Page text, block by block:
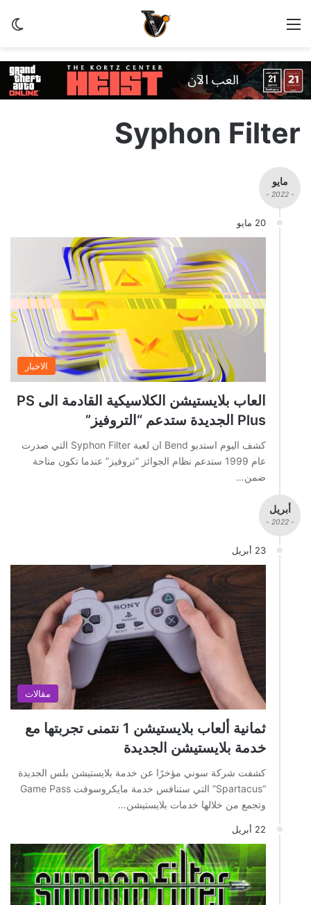
القائمة
Syphon Filter
مايو
- 2022 -
20 مايو
الاخبار
العاب بلايستيشن الكلاسيكية القادمة الى PS
Plus الجديدة ستدعم “التروفيز”
كشف اليوم استديو Bend ان لعبة Syphon Filter التي صدرت
عام 1999 ستدعم نظام الجوائز “تروفيز” عندما تكون متاحة
ضمن…
أبريل
- 2022 -
23 أبريل
مقالات
ثمانية ألعاب بلايستيشن 1 نتمنى تجربتها مع
خدمة بلايستيشن الجديدة
كشفت شركة سوني مؤخرًا عن خدمة بلايستيشن بلس الجديدة
“Spartacus” التي ستنافس خدمة مايكروسوفت Game Pass
وتجمع من خلالها خدمات بلايستيشن…
22 أبريل